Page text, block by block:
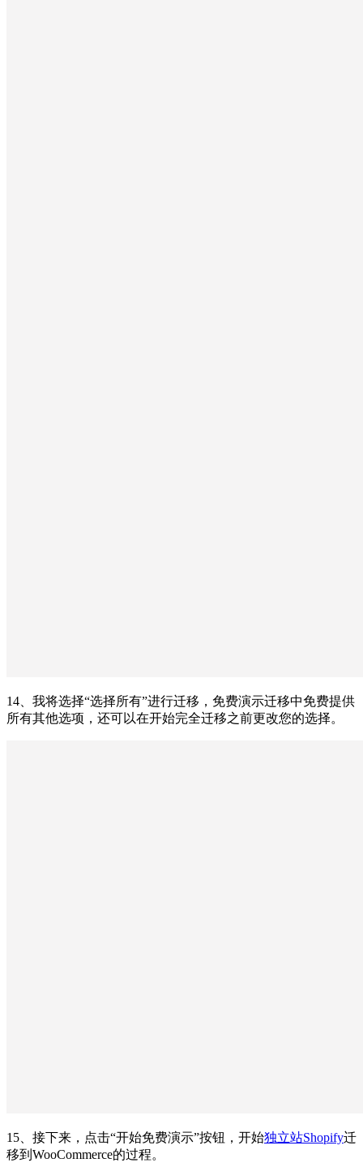
14、我将选择“选择所有”进行迁移，免费演示迁移中免费提供
所有其他选项，还可以在开始完全迁移之前更改您的选择。
15、接下来，点击“开始免费演示”按钮，开始独立站Shopify迁
移到WooCommerce的过程。